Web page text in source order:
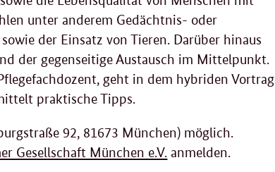
unter anderem Gedächtnis- oder
der Einsatz von Tieren. Darüber hinaus
der gegenseitige Austausch im Mittelpunkt.
geht in dem hybriden Vortrag
praktische Tipps.
92, 81673 München) möglich.
Gesellschaft München e.V. anmelden.